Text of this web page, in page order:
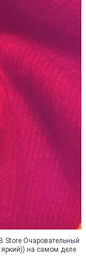
Store Очаровательный
на самом деле